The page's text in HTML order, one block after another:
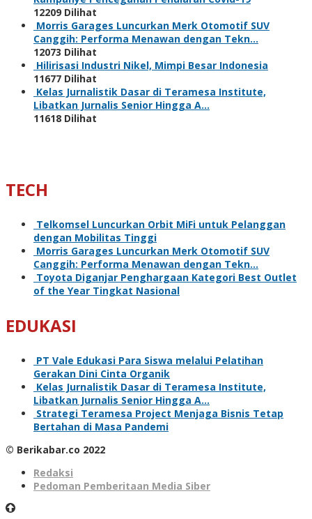
12209 Dilihat
Morris Garages Luncurkan Merk Otomotif SUV
Canggih: Performa Menawan dengan Tekn…
12073 Dilihat
Hilirisasi Industri Nikel, Mimpi Besar Indonesia
11677 Dilihat
Kelas Jurnalistik Dasar di Teramesa Institute,
Libatkan Jurnalis Senior Hingga A…
11618 Dilihat
TECH
Telkomsel Luncurkan Orbit MiFi untuk Pelanggan
dengan Mobilitas Tinggi
Morris Garages Luncurkan Merk Otomotif SUV
Canggih: Performa Menawan dengan Tekn…
Toyota Diganjar Penghargaan Kategori Best Outlet
of the Year Tingkat Nasional
EDUKASI
PT Vale Edukasi Para Siswa melalui Pelatihan
Gerakan Dini Cinta Organik
Kelas Jurnalistik Dasar di Teramesa Institute,
Libatkan Jurnalis Senior Hingga A…
Strategi Teramesa Project Menjaga Bisnis Tetap
Bertahan di Masa Pandemi
© Berikabar.co 2022
Redaksi
Pedoman Pemberitaan Media Siber